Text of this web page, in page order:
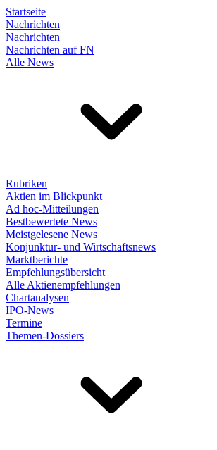
Startseite
Nachrichten
Nachrichten
Nachrichten auf FN
Alle News
Rubriken
Aktien im Blickpunkt
Ad hoc-Mitteilungen
Bestbewertete News
Meistgelesene News
Konjunktur- und Wirtschaftsnews
Marktberichte
Empfehlungsübersicht
Alle Aktienempfehlungen
Chartanalysen
IPO-News
Termine
Themen-Dossiers